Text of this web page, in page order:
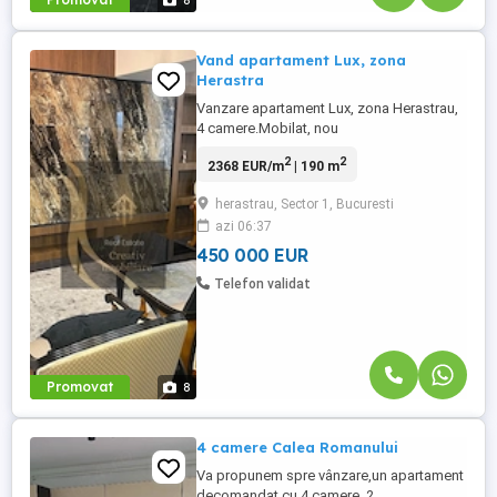
Promovat 8
Vand apartament Lux, zona
Herastra
Vanzare apartament Lux, zona Herastrau,
4 camere.Mobilat, nou
2368 EUR/m2| 190 m2
herastrau, Sector 1, Bucuresti
azi 06:37
450 000 EUR
Telefon validat
4 camere Calea Romanului
Va propunem spre vânzare,un apartament